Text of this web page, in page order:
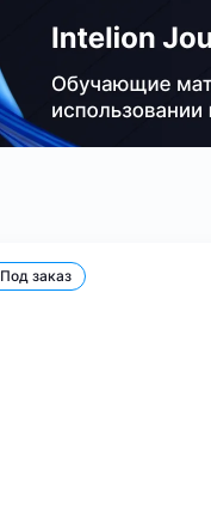
Canaan
Innosilicon
Под заказ